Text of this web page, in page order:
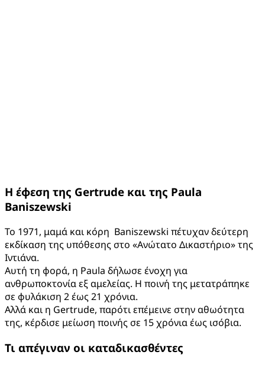
Η έφεση της Gertrude και της Paula
Baniszewski
Το 1971, μαμά και κόρη Baniszewski πέτυχαν δεύτερη
εκδίκαση της υπόθεσης στο «Ανώτατο Δικαστήριο» της
Ιντιάνα.
Αυτή τη φορά, η Paula δήλωσε ένοχη για
ανθρωποκτονία εξ αμελείας. Η ποινή της μετατράπηκε
σε φυλάκιση 2 έως 21 χρόνια.
Αλλά και η Gertrude, παρότι επέμεινε στην αθωότητα
της, κέρδισε μείωση ποινής σε 15 χρόνια έως ισόβια.
Τι απέγιναν οι καταδικασθέντες